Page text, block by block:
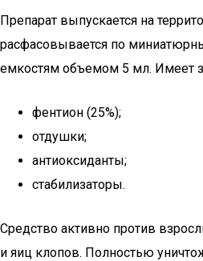
Препарат выпускается на
расфасовывается по
емкостям объемом 5 мл. Имеет
фентион (25%);
отдушки;
антиоксиданты;
стабилизаторы.
Средство активно против
и яиц клопов. Полностью